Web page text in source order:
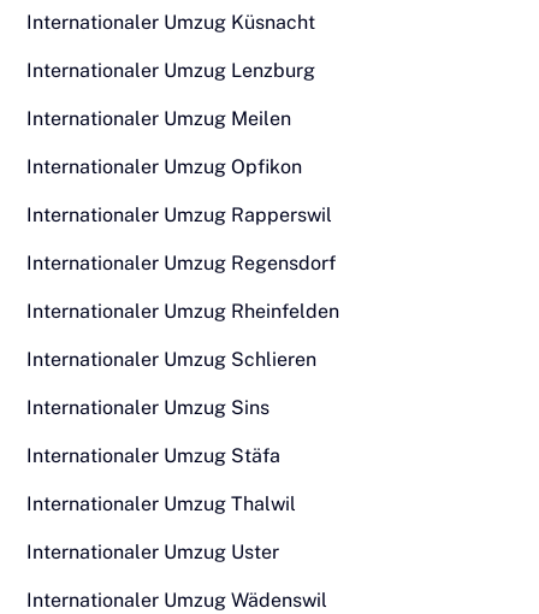
Internationaler Umzug Küsnacht
Internationaler Umzug Lenzburg
Internationaler Umzug Meilen
Internationaler Umzug Opfikon
Internationaler Umzug Rapperswil
Internationaler Umzug Regensdorf
Internationaler Umzug Rheinfelden
Internationaler Umzug Schlieren
Internationaler Umzug Sins
Internationaler Umzug Stäfa
Internationaler Umzug Thalwil
Internationaler Umzug Uster
Internationaler Umzug Wädenswil